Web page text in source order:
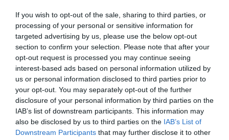
If you wish to opt-out of the sale, sharing to third parties, or
processing of your personal or sensitive information for
targeted advertising by us, please use the below opt-out
section to confirm your selection. Please note that after your
opt-out request is processed you may continue seeing
interest-based ads based on personal information utilized by
us or personal information disclosed to third parties prior to
your opt-out. You may separately opt-out of the further
disclosure of your personal information by third parties on the
IAB’s list of downstream participants. This information may
also be disclosed by us to third parties on the IAB’s List of
Downstream Participants that may further disclose it to other
το Örebro, διαθέτει αξιολόγηση πιστοληπτικής
ικανότητας ΑΑΑ και ανήκει σε 281 δήμους και
15 περιφέρειες της […]